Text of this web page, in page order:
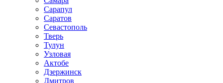
Сарапул
Саратов
Севастополь
Тверь
Тулун
Узловая
Актобе
Дзержинск
Дмитров